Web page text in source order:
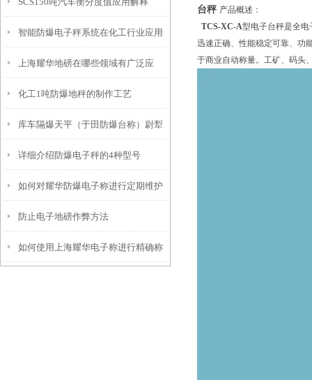
智能防爆电子秤系统在化工行业应用
领域
上海耀华地磅在哪些领域有广泛应
用？
化工1吨防爆地秤的制作工艺
库车隔爆天平（于田防爆台称）尉犁
不锈钢地磅称维修
详细介绍防爆电子秤的4种型号
如何对耀华防爆电子称进行定期维护
和保养？
防止电子地磅作弊方法
如何使用上海耀华电子称进行精确称
台秤 产品概述：
TCS-XC-A型电子台秤是全电
迅速正确、性能稳定可靠、功
于商业自动称量。工矿、码头